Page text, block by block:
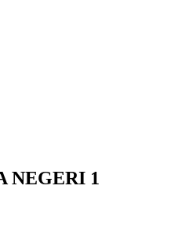
NEGERI 1